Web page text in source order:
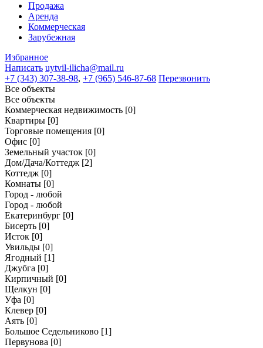
Продажа
Аренда
Коммерческая
Зарубежная
Избранное
Написать uytvil-ilicha@mail.ru
+7 (343) 307-38-98, +7 (965) 546-87-68 Перезвонить
Все объекты
Все объекты
Коммерческая недвижимость [0]
Квартиры [0]
Торговые помещения [0]
Офис [0]
Земельный участок [0]
Дом/Дача/Коттедж [2]
Коттедж [0]
Комнаты [0]
Город - любой
Город - любой
Екатеринбург [0]
Бисерть [0]
Исток [0]
Увильды [0]
Ягодный [1]
Джубга [0]
Кирпичный [0]
Щелкун [0]
Уфа [0]
Клевер [0]
Аять [0]
Большое Седельниково [1]
Первунова [0]